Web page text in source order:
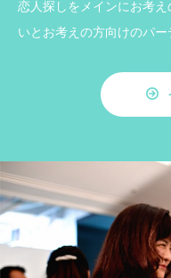
恋人探しをメインにお考
いとお考えの方向けのパー